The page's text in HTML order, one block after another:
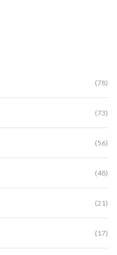
(78)
(73)
(56)
(48)
(21)
(17)